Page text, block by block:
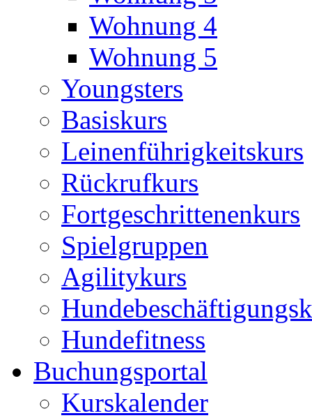
Wohnung 4
Wohnung 5
Youngsters
Basiskurs
Leinenführigkeitskurs
Rückrufkurs
Fortgeschrittenenkurs
Spielgruppen
Agilitykurs
Hundefitness
Buchungsportal
Kurskalender